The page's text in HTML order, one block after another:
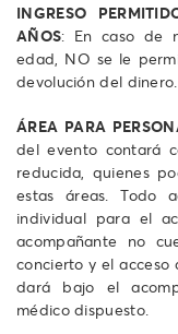
INGRESO
AÑOS: En caso de
edad, NO se le
devolución del dinero.
ÁREA PARA
del evento contará
reducida, quienes
estas áreas. Todo
individual para el
acompañante no
concierto y el acceso
dará bajo el
médico dispuesto.